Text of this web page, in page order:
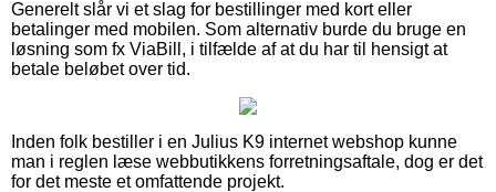
Generelt slår vi et slag for bestillinger med kort eller
betalinger med mobilen. Som alternativ burde du bruge en
løsning som fx ViaBill, i tilfælde af at du har til hensigt at
betale beløbet over tid.
Inden folk bestiller i en Julius K9 internet webshop kunne
man i reglen læse webbutikkens forretningsaftale, dog er det
for det meste et omfattende projekt.